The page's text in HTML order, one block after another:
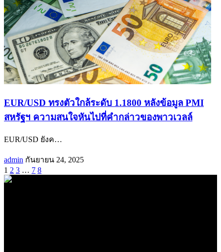
EUR/USD ทรงตัวใกล้ระดับ 1.1800 หลังข้อมูล PMI
สหรัฐฯ ความสนใจหันไปที่คำกล่าวของพาวเวลล์
EUR/USD ยังค…
admin กันยายน 24, 2025
1 2 3 … 7 8